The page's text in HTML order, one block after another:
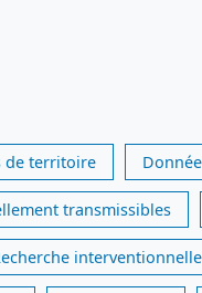
de territoire
transmissibles
interventionnelle